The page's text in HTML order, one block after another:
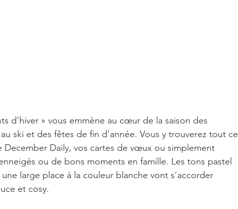
d’hiver » vous emmène au cœur de la saison des
ski et des fêtes de fin d’année. Vous y trouverez tout ce
December Daily, vos cartes de vœux ou simplement
ou de bons moments en famille. Les tons pastel
large place à la couleur blanche vont s’accorder
et cosy.